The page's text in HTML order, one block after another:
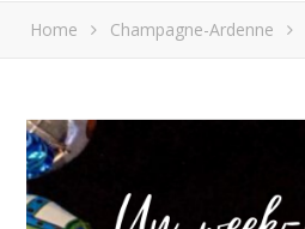
Home Champagne-Ardenne